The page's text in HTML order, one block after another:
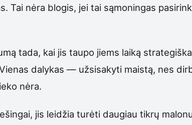
Tai nėra blogis, jei tai sąmoningas
tada, kai jis taupo jiems laiką
dalykas — užsisakyti maistą, nes
nėra.
jis leidžia turėti daugiau tikrų